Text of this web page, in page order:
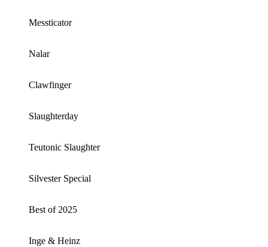
Messticator
Nalar
Clawfinger
Slaughterday
Teutonic Slaughter
Silvester Special
Best of 2025
Inge & Heinz